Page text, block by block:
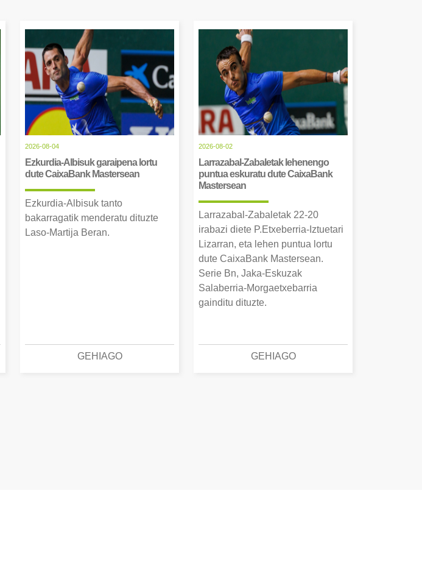
2026-08-04
Ezkurdia-Albisuk garaipena lortu
dute CaixaBank Mastersean
Ezkurdia-Albisuk tanto
bakarragatik menderatu dituzte
Laso-Martija Beran.
GEHIAGO
2026-08-02
Larrazabal-Zabaletak lehenengo
puntua eskuratu dute CaixaBank
Mastersean
Larrazabal-Zabaletak 22-20
irabazi diete P.Etxeberria-Iztuetari
Lizarran, eta lehen puntua lortu
dute CaixaBank Mastersean.
Serie Bn, Jaka-Eskuzak
Salaberria-Morgaetxebarria
gainditu dituzte.
GEHIAGO